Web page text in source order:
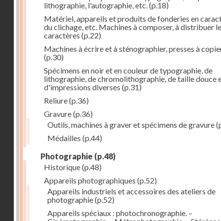
lithographie, l'autographie, etc.(p.18)
Matériel, appareils et produits de fonderies en
du clichage, etc. Machines à composer, à distribuer
caractères (p.22)
Machines à écrire et à sténographier, presses à
(p.30)
Spécimens en noir et en couleur de typographie, de
lithographie, de chromolithographie, de taille douce
d'impressions diverses (p.31)
Reliure(p.36)
Gravure(p.36)
Outils, machines à graver et spécimens de gravure
Médailles (p.44)
Photographie (p.48)
Historique(p.48)
Appareils photographiques (p.52)
Appareils industriels et accessoires des ateliers de
photographie(p.52)
Appareils spéciaux : photochronographie. –